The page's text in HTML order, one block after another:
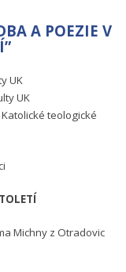
A POEZIE V
UK
UK
teologické
Michny z Otradovic